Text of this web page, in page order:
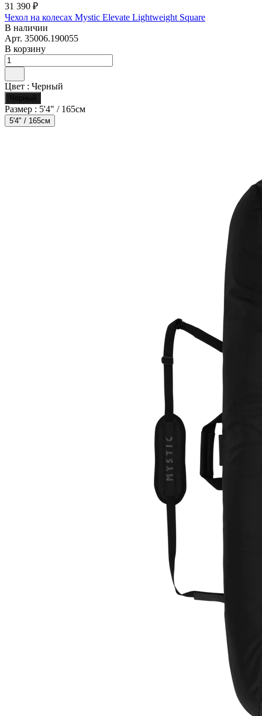
31 390 ₽
Чехол на колесах Mystic Elevate Lightweight Square
В наличии
Арт. 35006.190055
В корзину
Цвет : Черный
Черный
Размер : 5'4" / 165см
5'4" / 165см